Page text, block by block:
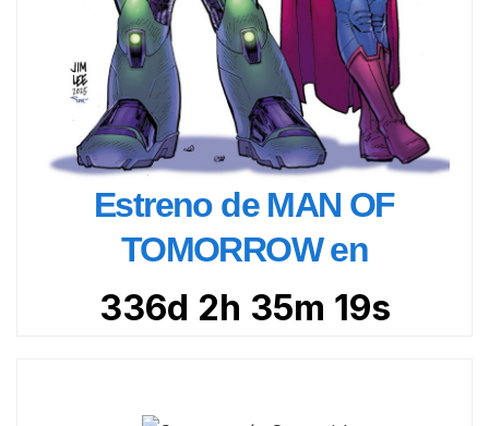
Estreno de MAN OF
TOMORROW en
336d 2h 35m 17s